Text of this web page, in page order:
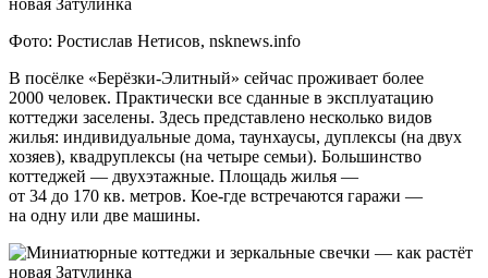
Фото: Ростислав Нетисов, nsknews.info
В посёлке «Берёзки-Элитный» сейчас проживает более
2000 человек. Практически все сданные в эксплуатацию
коттеджи заселены. Здесь представлено несколько видов
жилья: индивидуальные дома, таунхаусы, дуплексы (на двух
хозяев), квадруплексы (на четыре семьи). Большинство
коттеджей — двухэтажные. Площадь жилья —
от 34 до 170 кв. метров. Кое-где встречаются гаражи —
на одну или две машины.